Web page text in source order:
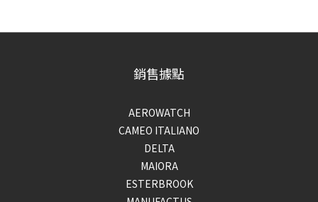
銷售據點
AEROWATCH
CAMEO ITALIANO
DELTA
MAIORA
ESTERBROOK